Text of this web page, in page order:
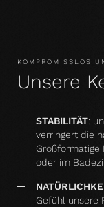
KOMPROMISSLOS
Unsere
STABILITÄT:
verringert die
Großformatige
oder im
Gefühl unsere